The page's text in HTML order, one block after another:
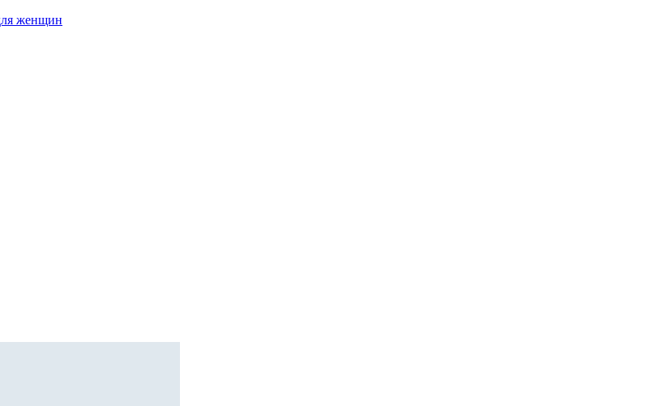
женщин